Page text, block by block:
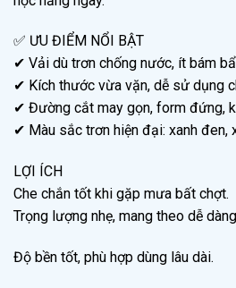
✅ ƯU ĐIỂM NỔI BẬT
✔ Vải dù trơn chống nước, ít bám
✔ Kích thước vừa vặn, dễ sử dụng
✔ Đường cắt may gọn, form đứng,
✔ Màu sắc trơn hiện đại: xanh đen,
LỢI ÍCH
Che chắn tốt khi gặp mưa bất chợt.
Trọng lượng nhẹ, mang theo dễ
Độ bền tốt, phù hợp dùng lâu dài.